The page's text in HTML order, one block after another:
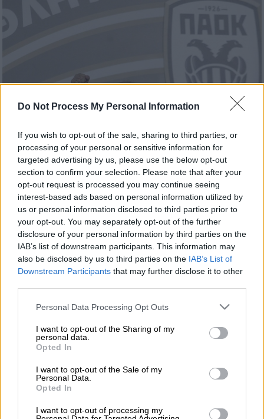
Do Not Process My Personal Information
If you wish to opt-out of the sale, sharing to third parties, or
processing of your personal or sensitive information for
targeted advertising by us, please use the below opt-out
section to confirm your selection. Please note that after your
opt-out request is processed you may continue seeing
interest-based ads based on personal information utilized by
us or personal information disclosed to third parties prior to
your opt-out. You may separately opt-out of the further
disclosure of your personal information by third parties on the
IAB’s list of downstream participants. This information may
also be disclosed by us to third parties on the IAB’s List of
Downstream Participants that may further disclose it to other
Please note that this website/app uses one or more Google
not limited to your visit or usage behaviour. You may click to
grant or deny consent to Google and its third-party tags to
use your data for below specified purposes in below Google
consent section.
Personal Data Processing Opt Outs
I want to opt-out of the Sharing of my
personal data.
Opted In
I want to opt-out of the Sale of my
Personal Data.
Opted In
I want to opt-out of processing my
Intime
Προσθέστε το ΕΘΝΟΣ στη Google
ΟΠΑΟΚγιορτάζει την κατάκτηση ενός
ιστορικού και ανεπανάληπτου τίτλου! Ο
Δικέφαλος σ' αυτή τη μεγάλη στιγμή του
συλλόγου φυσικά και δεν ξέχασε τον ηγέτη
αυτής της ομάδας. Το αντίθετο, η ΠΑΕ ΠΑΟΚ
με ανάρτησή της στα social media έστειλε
του αυτόν τον απίστευτο τίτλο!
του, που άλλαξε την ιστορία… Πρόεδρε για
σένα!» ανέφερε σε ανάρτησή της η ΠΑΕ
ΠΑΟΚ...